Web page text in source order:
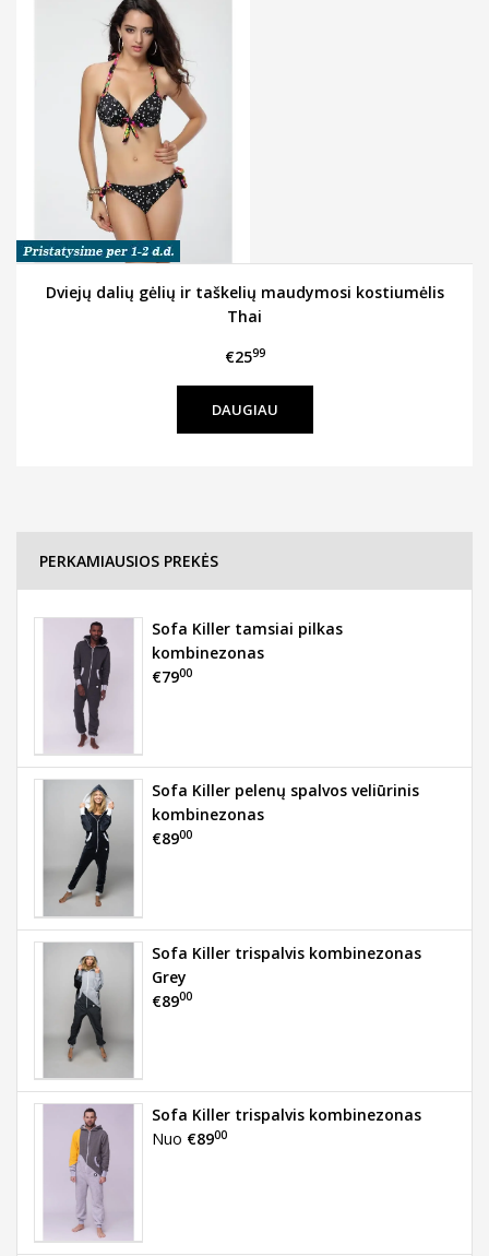
Dviejų dalių gėlių ir taškelių maudymosi kostiumėlis
Thai
€2599
DAUGIAU
PERKAMIAUSIOS PREKĖS
Sofa Killer tamsiai pilkas
kombinezonas
€7900
Sofa Killer pelenų spalvos veliūrinis
kombinezonas
€8900
Sofa Killer trispalvis kombinezonas
Grey
€8900
Sofa Killer trispalvis kombinezonas
Nuo €8900